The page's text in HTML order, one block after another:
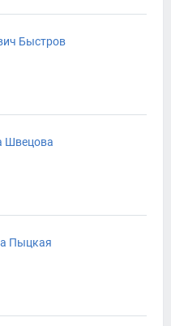
Быстров
Швецова
Пыцкая